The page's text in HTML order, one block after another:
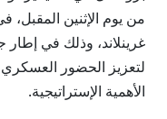
من يوم الإثنين
غرينلاند، وذلك في
لتعزيز الحضور
الأهمية الإستراتيجية.